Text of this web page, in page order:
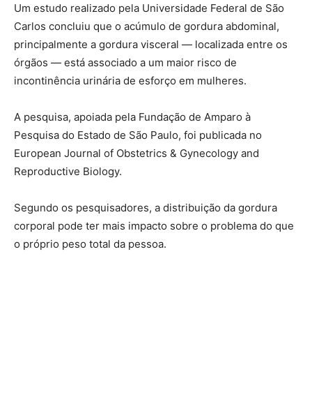
Um estudo realizado pela Universidade Federal de São
Carlos concluiu que o acúmulo de gordura abdominal,
principalmente a gordura visceral — localizada entre os
órgãos — está associado a um maior risco de
incontinência urinária de esforço em mulheres.
A pesquisa, apoiada pela Fundação de Amparo à
Pesquisa do Estado de São Paulo, foi publicada no
European Journal of Obstetrics & Gynecology and
Reproductive Biology.
Segundo os pesquisadores, a distribuição da gordura
corporal pode ter mais impacto sobre o problema do que
o próprio peso total da pessoa.